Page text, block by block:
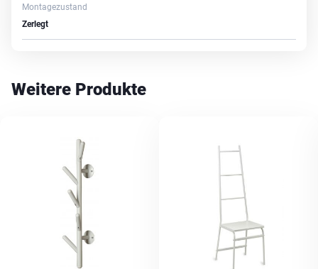
Montagezustand
Zerlegt
Weitere Produkte